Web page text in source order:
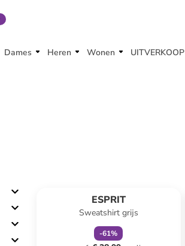
Dames Heren Wonen UITVERKOOP
ESPRIT
Sweatshirt grijs
-61%